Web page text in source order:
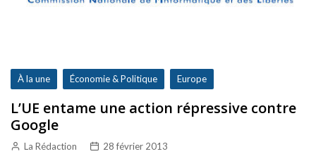
À la une Économie & Politique Europe
L’UE entame une action répressive contre
Google
La Rédaction 28 février 2013